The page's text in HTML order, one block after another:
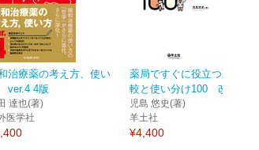
治療薬の考え方、使い
4版
達也(著)
医学社
薬局ですぐに役立つ薬の比
較と使い分け100 改訂版
児島 悠史(著)
羊土社
¥4,400